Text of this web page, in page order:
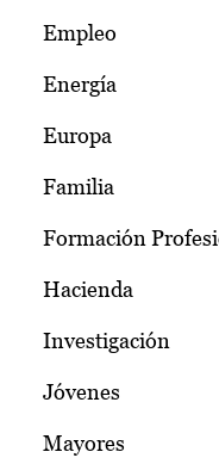
Empleo
Energía
Europa
Familia
Formación
Hacienda
Investigación
Jóvenes
Mayores